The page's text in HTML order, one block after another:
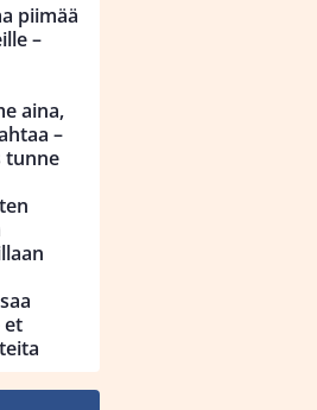
piimää
–
aina,
–
tunne
et